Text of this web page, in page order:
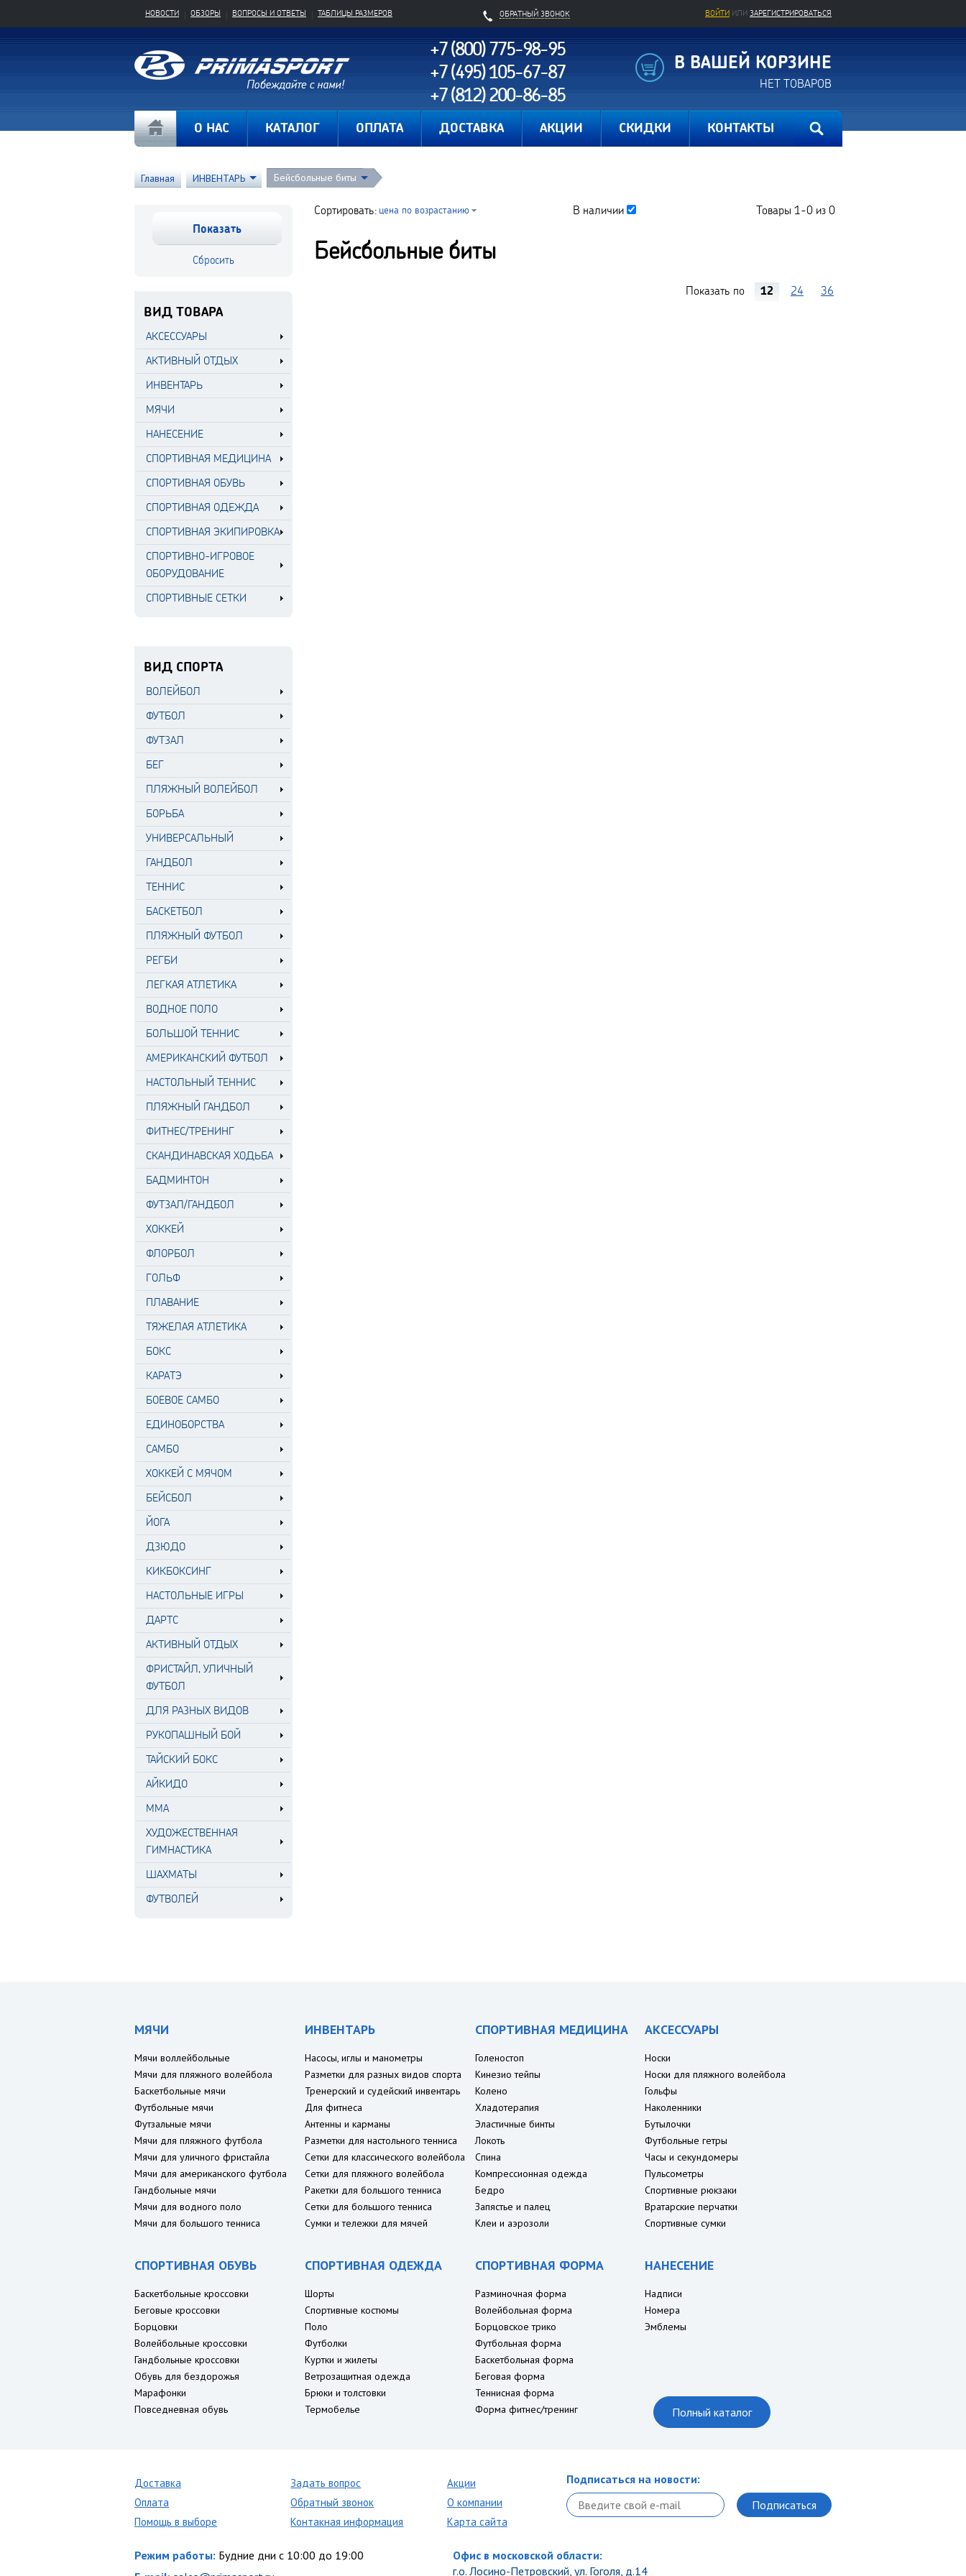
ОБРАТНЫЙ ЗВОНОК ВОЙТИ ИЛИ ЗАРЕГИСТРИРОВАТЬСЯ
НОВОСТИ ОБЗОРЫ ВОПРОСЫ И ОТВЕТЫ ТАБЛИЦЫ РАЗМЕРОВ
+7 (800) 775-98-95
+7 (495) 105-67-87
+7 (812) 200-86-85
В ВАШЕЙ КОРЗИНЕ
НЕТ ТОВАРОВ
О НАС КАТАЛОГ ОПЛАТА ДОСТАВКА АКЦИИ СКИДКИ КОНТАКТЫ
Главная ИНВЕНТАРЬ Бейсбольные биты
ВИД ТОВАРА
АКСЕССУАРЫ
АКТИВНЫЙ ОТДЫХ
ИНВЕНТАРЬ
МЯЧИ
НАНЕСЕНИЕ
СПОРТИВНАЯ МЕДИЦИНА
СПОРТИВНАЯ ОБУВЬ
СПОРТИВНАЯ ОДЕЖДА
СПОРТИВНАЯ ЭКИПИРОВКА
СПОРТИВНО-ИГРОВОЕ
ОБОРУДОВАНИЕ
СПОРТИВНЫЕ СЕТКИ
ВИД СПОРТА
ВОЛЕЙБОЛ
ФУТБОЛ
ФУТЗАЛ
БЕГ
ПЛЯЖНЫЙ ВОЛЕЙБОЛ
БОРЬБА
УНИВЕРСАЛЬНЫЙ
ГАНДБОЛ
ТЕННИС
БАСКЕТБОЛ
ПЛЯЖНЫЙ ФУТБОЛ
РЕГБИ
ЛЕГКАЯ АТЛЕТИКА
ВОДНОЕ ПОЛО
БОЛЬШОЙ ТЕННИС
АМЕРИКАНСКИЙ ФУТБОЛ
НАСТОЛЬНЫЙ ТЕННИС
ПЛЯЖНЫЙ ГАНДБОЛ
ФИТНЕС/ТРЕНИНГ
СКАНДИНАВСКАЯ ХОДЬБА
БАДМИНТОН
ФУТЗАЛ/ГАНДБОЛ
ХОККЕЙ
ФЛОРБОЛ
ГОЛЬФ
ПЛАВАНИЕ
ТЯЖЕЛАЯ АТЛЕТИКА
БОКС
КАРАТЭ
БОЕВОЕ САМБО
ЕДИНОБОРСТВА
САМБО
ХОККЕЙ С МЯЧОМ
БЕЙСБОЛ
ЙОГА
ДЗЮДО
КИКБОКСИНГ
НАСТОЛЬНЫЕ ИГРЫ
ДАРТС
АКТИВНЫЙ ОТДЫХ
ФРИСТАЙЛ, УЛИЧНЫЙ
ФУТБОЛ
ДЛЯ РАЗНЫХ ВИДОВ
РУКОПАШНЫЙ БОЙ
ТАЙСКИЙ БОКС
АЙКИДО
MMA
ХУДОЖЕСТВЕННАЯ
ГИМНАСТИКА
ШАХМАТЫ
ФУТВОЛЕЙ
В наличии
Сортировать: цена по возрастанию Товары 1-0 из 0
Бейсбольные биты
Показать по 12 24 36
МЯЧИ
Мячи воллейбольные
Мячи для пляжного волейбола
Баскетбольные мячи
Футбольные мячи
Футзальные мячи
Мячи для пляжного футбола
Мячи для уличного фристайла
Мячи для американского футбола
Гандбольные мячи
Мячи для водного поло
Мячи для большого тенниса
ИНВЕНТАРЬ
Насосы, иглы и манометры
Разметки для разных видов спорта
Тренерский и судейский инвентарь
Для фитнеса
Антенны и карманы
Разметки для настольного тенниса
Сетки для классического волейбола
Сетки для пляжного волейбола
Ракетки для большого тенниса
Сетки для большого тенниса
Сумки и тележки для мячей
СПОРТИВНАЯ МЕДИЦИНА
Голеностоп
Кинезио тейпы
Колено
Хладотерапия
Эластичные бинты
Локоть
Спина
Компрессионная одежда
Бедро
Запястье и палец
Клеи и аэрозоли
АКСЕССУАРЫ
Носки
Носки для пляжного волейбола
Гольфы
Наколенники
Бутылочки
Футбольные гетры
Часы и секундомеры
Пульсометры
Спортивные рюкзаки
Вратарские перчатки
Спортивные сумки
СПОРТИВНАЯ ОБУВЬ
Баскетбольные кроссовки
Беговые кроссовки
Борцовки
Волейбольные кроссовки
Гандбольные кроссовки
Обувь для бездорожья
Марафонки
Повседневная обувь
СПОРТИВНАЯ ОДЕЖДА
Шорты
Спортивные костюмы
Поло
Футболки
Куртки и жилеты
Ветрозащитная одежда
Брюки и толстовки
Термобелье
СПОРТИВНАЯ ФОРМА
Разминочная форма
Волейбольная форма
Борцовское трико
Футбольная форма
Баскетбольная форма
Беговая форма
Теннисная форма
Форма фитнес/тренинг
НАНЕСЕНИЕ
Надписи
Номера
Эмблемы
Полный каталог
Доставка
Оплата
Помощь в выборе
Задать вопрос
Обратный звонок
Контакная информация
Акции
О компании
Карта сайта
Подписаться на новости:
Режим работы: Будние дни с 10:00 до 19:00
Офис в московской области:
г.о. Лосино-Петровский, ул. Гоголя, д.14